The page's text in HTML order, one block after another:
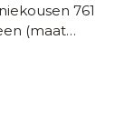
761
(maat